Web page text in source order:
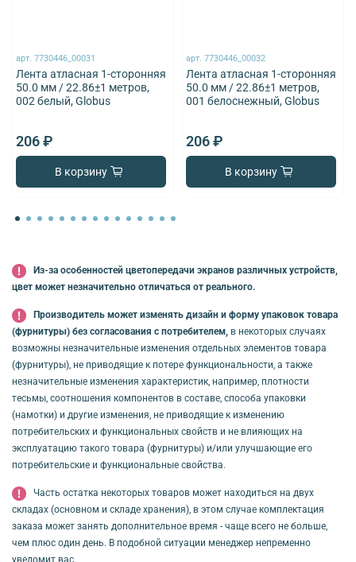
арт.7730446_00031
Лента атласная 1-сторонняя
50.0 мм / 22.86±1 метров,
002 белый, Globus
206 ₽
В корзину
арт.7730446_00032
Лента атласная 1-сторонняя
50.0 мм / 22.86±1 метров,
001 белоснежный, Globus
206 ₽
В корзину
Из-за особенностей цветопередачи экранов различных устройств,
цвет может незначительно отличаться от реального.
Производитель может изменять дизайн и форму упаковок товара
(фурнитуры) без согласования с потребителем, в некоторых случаях
возможны незначительные изменения отдельных элементов товара
(фурнитуры), не приводящие к потере функциональности, а также
незначительные изменения характеристик, например, плотности
тесьмы, соотношения компонентов в составе, способа упаковки
(намотки) и другие изменения, не приводящие к изменению
потребительских и функциональных свойств и не влияющих на
эксплуатацию такого товара (фурнитуры) и/или улучшающие его
потребительские и функциональные свойства.
Часть остатка некоторых товаров может находиться на двух
складах (основном и складе хранения), в этом случае комплектация
заказа может занять дополнительное время - чаще всего не больше,
чем плюс один день. В подобной ситуации менеджер непременно
уведомит вас.